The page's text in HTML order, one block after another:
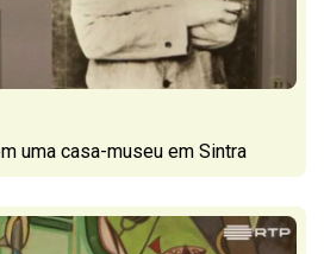
uma casa-museu em Sintra